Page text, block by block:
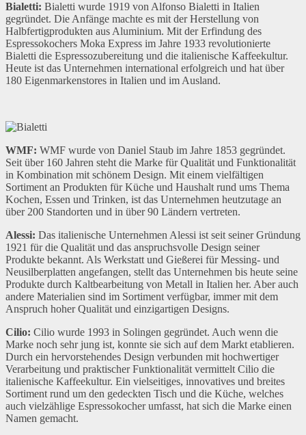
Bialetti: Bialetti wurde 1919 von Alfonso Bialetti in Italien
gegründet. Die Anfänge machte es mit der Herstellung von
Halbfertigprodukten aus Aluminium. Mit der Erfindung des
Espressokochers Moka Express im Jahre 1933 revolutionierte
Bialetti die Espressozubereitung und die italienische Kaffeekultur.
Heute ist das Unternehmen international erfolgreich und hat über
180 Eigenmarkenstores in Italien und im Ausland.
WMF: WMF wurde von Daniel Staub im Jahre 1853 gegründet.
Seit über 160 Jahren steht die Marke für Qualität und Funktionalität
in Kombination mit schönem Design. Mit einem vielfältigen
Sortiment an Produkten für Küche und Haushalt rund ums Thema
Kochen, Essen und Trinken, ist das Unternehmen heutzutage an
über 200 Standorten und in über 90 Ländern vertreten.
Alessi: Das italienische Unternehmen Alessi ist seit seiner Gründung
1921 für die Qualität und das anspruchsvolle Design seiner
Produkte bekannt. Als Werkstatt und Gießerei für Messing- und
Neusilberplatten angefangen, stellt das Unternehmen bis heute seine
Produkte durch Kaltbearbeitung von Metall in Italien her. Aber auch
andere Materialien sind im Sortiment verfügbar, immer mit dem
Anspruch hoher Qualität und einzigartigen Designs.
Cilio: Cilio wurde 1993 in Solingen gegründet. Auch wenn die
Marke noch sehr jung ist, konnte sie sich auf dem Markt etablieren.
Durch ein hervorstehendes Design verbunden mit hochwertiger
Verarbeitung und praktischer Funktionalität vermittelt Cilio die
italienische Kaffeekultur. Ein vielseitiges, innovatives und breites
Sortiment rund um den gedeckten Tisch und die Küche, welches
auch vielzählige Espressokocher umfasst, hat sich die Marke einen
Namen gemacht.